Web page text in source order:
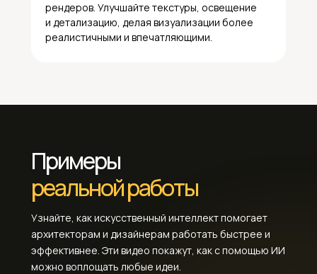
рендеров. Улучшайте текстуры, освещение
и детализацию, делая визуализации более
реалистичными и впечатляющими.
Примеры
реальной работы
Узнайте, как искусственный интеллект помогает
архитекторам и дизайнерам работать быстрее и
эффективнее. Эти видео покажут, как с помощью ИИ
можно воплощать любые идеи.